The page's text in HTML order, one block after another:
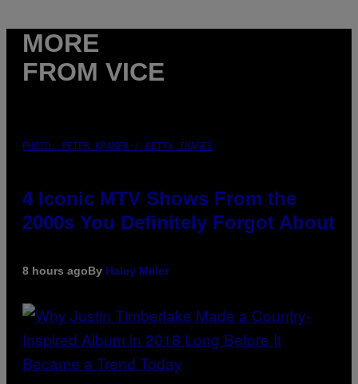
MORE
FROM VICE
PHOTO: PETER KRAMER / GETTY IMAGES
4 Iconic MTV Shows From the
2000s You Definitely Forgot About
8 hours agoBy Haley Miller